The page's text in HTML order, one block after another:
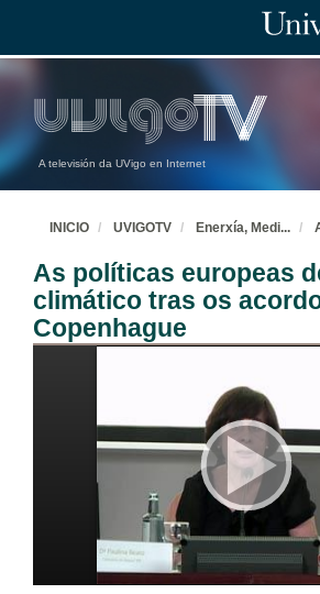
A televisión da UVigo en Internet
INICIO UVIGOTV Enerxía, Medi...
As políticas europeas
climático tras os
Copenhague